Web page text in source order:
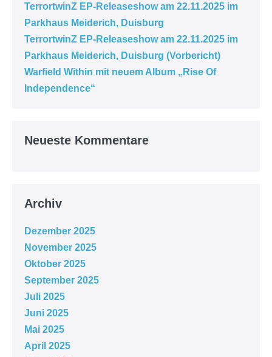
TerrortwinZ EP-Releaseshow am 22.11.2025 im
Parkhaus Meiderich, Duisburg
TerrortwinZ EP-Releaseshow am 22.11.2025 im
Parkhaus Meiderich, Duisburg (Vorbericht)
Warfield Within mit neuem Album „Rise Of
Independence“
Neueste Kommentare
Archiv
Dezember 2025
November 2025
Oktober 2025
September 2025
Juli 2025
Juni 2025
Mai 2025
April 2025